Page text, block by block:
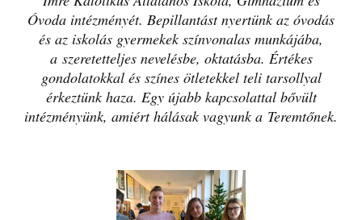
Óvoda intézményét. Bepillantást nyertünk az óvodás
és az iskolás gyermekek színvonalas munkájába,
a szeretetteljes nevelésbe, oktatásba. Értékes
gondolatokkal és színes ötletekkel teli tarsollyal
érkeztünk haza. Egy újabb kapcsolattal bővült
intézményünk, amiért hálásak vagyunk a Teremtőnek.